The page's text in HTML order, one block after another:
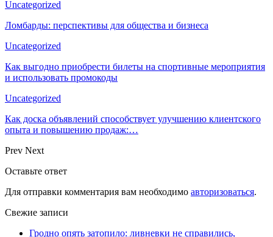
Uncategorized
Ломбарды: перспективы для общества и бизнеса
Uncategorized
Как выгодно приобрести билеты на спортивные мероприятия
и использовать промокоды
Uncategorized
Как доска объявлений способствует улучшению клиентского
опыта и повышению продаж:…
Prev Next
Оставьте ответ
Для отправки комментария вам необходимо авторизоваться.
Свежие записи
Гродно опять затопило: ливневки не справились,